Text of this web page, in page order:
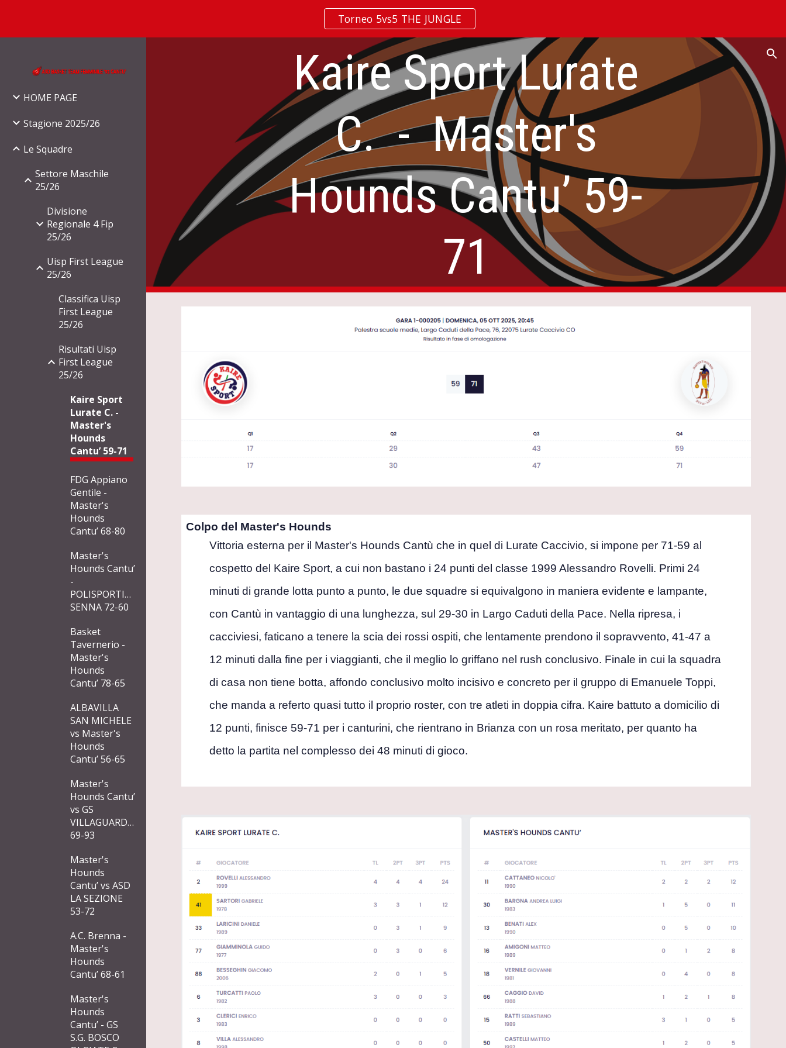
Torneo 5vs5 THE JUNGLE
HOME PAGE
Stagione 2025/26
Le Squadre
Settore Maschile
25/26
Divisione
Regionale 4 Fip
25/26
Uisp First League
25/26
Classifica Uisp
First League
25/26
Risultati Uisp
First League
25/26
Kaire Sport
Lurate C. -
Master's
Hounds
Cantu’ 59-71
FDG Appiano
Gentile -
Master's
Hounds
Cantu’ 68-80
Master's
Hounds Cantu’
-
POLISPORTIVA
SENNA 72-60
Basket
Tavernerio -
Master's
Hounds
Cantu’ 78-65
ALBAVILLA
SAN MICHELE
vs Master's
Hounds
Cantu’ 56-65
Master's
Hounds Cantu’
vs GS
VILLAGUARDIA
69-93
Master's
Hounds
Cantu’ vs ASD
LA SEZIONE
53-72
A.C. Brenna -
Master's
Hounds
Cantu’ 68-61
Master's
Hounds
Cantu’ - GS
S.G. BOSCO
Kaire Sport Lurate
C. - Master's
Hounds Cantu’ 59-
71
Colpo del Master's Hounds
Vittoria esterna per il Master's Hounds Cantù che in quel di Lurate Caccivio, si impone per 71-59 al
cospetto del Kaire Sport, a cui non bastano i 24 punti del classe 1999 Alessandro Rovelli. Primi 24
minuti di grande lotta punto a punto, le due squadre si equivalgono in maniera evidente e lampante,
con Cantù in vantaggio di una lunghezza, sul 29-30 in Largo Caduti della Pace. Nella ripresa, i
cacciviesi, faticano a tenere la scia dei rossi ospiti, che lentamente prendono il sopravvento, 41-47 a
12 minuti dalla fine per i viaggianti, che il meglio lo griffano nel rush conclusivo. Finale in cui la squadra
di casa non tiene botta, affondo conclusivo molto incisivo e concreto per il gruppo di Emanuele Toppi,
che manda a referto quasi tutto il proprio roster, con tre atleti in doppia cifra. Kaire battuto a domicilio di
12 punti, finisce 59-71 per i canturini, che rientrano in Brianza con un rosa meritato, per quanto ha
detto la partita nel complesso dei 48 minuti di gioco.